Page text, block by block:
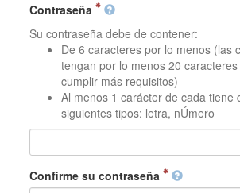
Contraseña
Su contraseña debe de contener:
De 6 caracteres por lo menos (las
tengan por lo menos 20
cumplir más requisitos)
Al menos 1 carácter de cada tiene
siguientes tipos: letra, nÚmero
Confirme su contraseña